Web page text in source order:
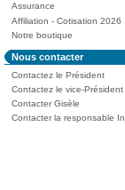
la
recherche
:Assurance
Affiliation - Cotisation 2026
Notre boutique
Dans
la
rubrique
:
Nous contacter
Contactez le Président
Contactez le vice-Président
Contacter Gisèle
Contacter la responsable